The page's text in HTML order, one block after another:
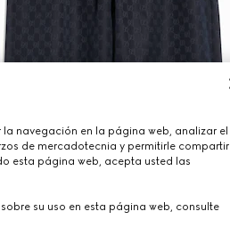
navegación en la página web, analizar el
de mercadotecnia y permitirle compartir
esta página web, acepta usted las
su uso en esta página web, consulte